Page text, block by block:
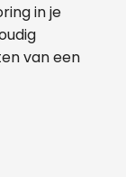
in je
van een